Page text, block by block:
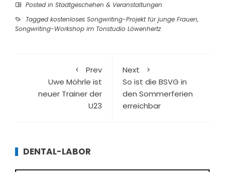
Posted in Stadtgeschehen & Veranstaltungen
Tagged kostenloses Songwriting-Projekt für junge Frauen,
Songwriting-Workshop im Tonstudio Löwenhertz
Prev
Uwe Möhrle ist
neuer Trainer der
U23
Next
So ist die BSVG in
den Sommerferien
erreichbar
DENTAL-LABOR